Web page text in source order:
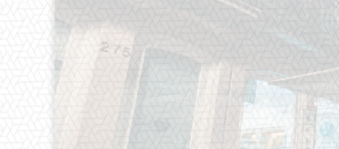
Newspaper is your news, entertainment, music
industry. Fashion fades, only style remains the